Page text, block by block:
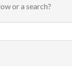
or a search?